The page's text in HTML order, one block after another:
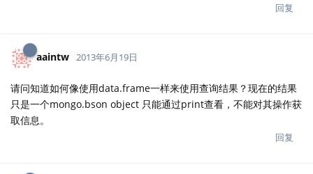
回复
aaintw 2013年6月19日
请问知道如何像使用data.frame一样来使用查询结果？现在的结果
只是一个mongo.bson object 只能通过print查看，不能对其操作获
取信息。
回复